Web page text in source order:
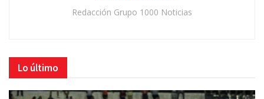
Redacción Grupo 1000 Noticias
Lo último